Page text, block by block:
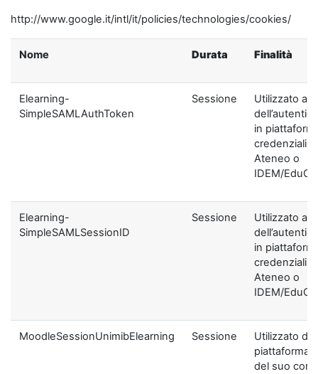
http://www.google.it/intl/it/policies/technologies/cookies/
Nome Durata Finalità
Elearning-
SimpleSAMLAuthToken
Sessione
Utilizzato ai
in
credenziali di
Ateneo o
IDEM/
Elearning-
SimpleSAMLSessionID
Sessione
Utilizzato ai
in
credenziali di
Ateneo o
IDEM/
MoodleSessionUnimibElearning Sessione
Utilizzato
piattaforma
del suo